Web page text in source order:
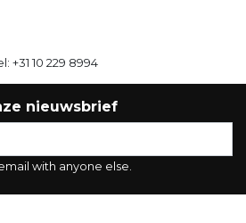
+31 10 229 8994
nieuwsbrief
with anyone else.